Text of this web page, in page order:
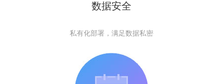
数据安全
私有化部署，满足数据私密